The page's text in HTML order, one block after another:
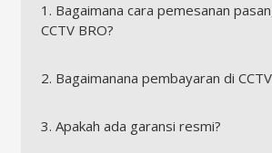
1. Bagaimana cara pemesanan
CCTV BRO?
2. Bagaimanana pembayaran di
3. Apakah ada garansi resmi?